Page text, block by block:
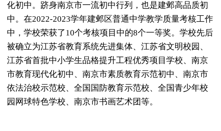
化初中。跻身南京市一流初中行列，也是建邺高品质初
中。在2022-2023学年建邺区普通中学教学质量考核工作
中，学校荣获了10个考核项目中的8个一等奖。学校先后
被确立为江苏省教育系统先进集体、江苏省文明校园、
江苏省首批中小学生品格提升工程优秀项目学校、南京
市教育现代化初中、南京市素质教育示范初中、南京市
依法治校示范校、全国国防教育示范校、全国青少年校
园网球特色学校、南京市书画艺术团等。